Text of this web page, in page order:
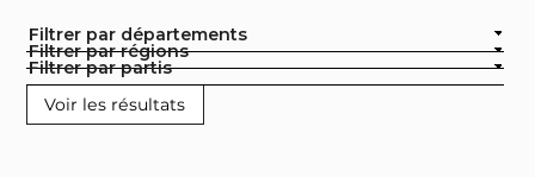
Filtrer par départements
Filtrer par régions
Filtrer par partis